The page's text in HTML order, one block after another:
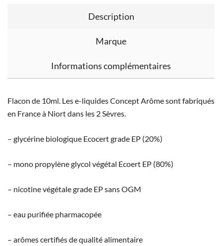
Description
Marque
Informations complémentaires
Flacon de 10ml. Les e-liquides Concept Arôme sont fabriqués
en France à Niort dans les 2 Sèvres.
– glycérine biologique Ecocert grade EP (20%)
– mono propylène glycol végétal Ecoert EP (80%)
– nicotine végétale grade EP sans OGM
– eau purifiée pharmacopée
– arômes certifiés de qualité alimentaire